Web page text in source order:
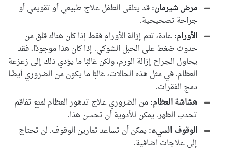
مرض شيرمان:قد يتلقى الطفل علاج طبيعي أو تقويمي أو
جراحة تصحيحية.
الأورام:عادة، تتم إزالة الأورام فقط إذا كان هناك قلق من
حدوث ضغط على الحبل الشوكي. إذا كان هذا موجودًا، فقد
يحاول الجراح إزالة الورم، ولكن غالبًا ما يؤدي ذلك إلى زعزعة
العظام. في مثل هذه الحالات، غالبًا ما يكون من الضروري أيضًا
دمج الفقرات.
هشاشة العظام:من الضروري علاج تدهور العظام لمنع تفاقم
تحدب الظهر. يمكن للأدوية أن تحسن هذا.
الوقوف السيء: يمكن أن تساعد تمارين الوقوف. لن تحتاج
إلى علاجات اضافية.